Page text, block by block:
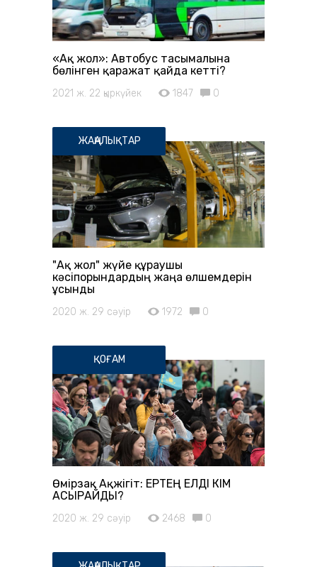
«Ақ жол»: Автобус тасымалына
бөлінген қаражат қайда кетті?
2021 ж. 22 қыркүйек 1847 0
ЖАҢАЛЫҚТАР
"Ақ жол" жүйе құраушы
кәсіпорындардың жаңа өлшемдерін
ұсынды
2020 ж. 29 сәуір 1972 0
ҚОҒАМ
Өмірзақ Ақжігіт: ЕРТЕҢ ЕЛДІ КІМ
АСЫРАЙДЫ?
2020 ж. 29 сәуір 2468 0